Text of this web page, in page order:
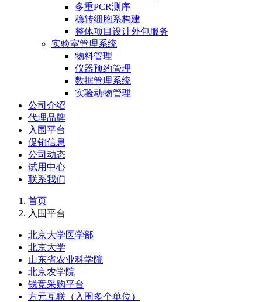
多重PCR测序
稳转细胞系构建
整体项目设计外包服务
实验室管理系统
物料管理
仪器预约管理
数据管理系统
实验动物管理
公司介绍
代理品牌
入围平台
促销信息
公司动态
试用中心
联系我们
首页
入围平台
北京大学医学部
北京大学
山东省农业科学院
北京农学院
锐竞采购平台
方元互联（入围多个单位）